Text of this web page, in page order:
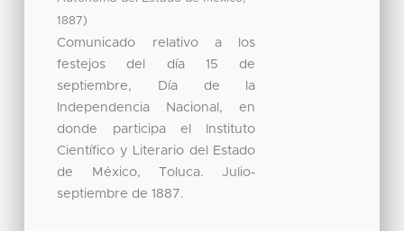
1887)
Comunicado relativo a los
festejos del día 15 de
septiembre, Día de la
Independencia Nacional, en
donde participa el Instituto
Científico y Literario del Estado
de México, Toluca. Julio-
septiembre de 1887.